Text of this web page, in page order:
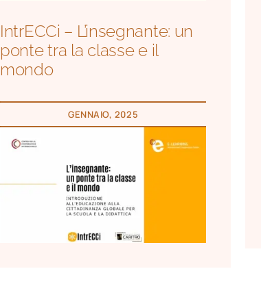
IntrECCi – L’insegnante: un
ponte tra la classe e il
mondo
GENNAIO, 2025